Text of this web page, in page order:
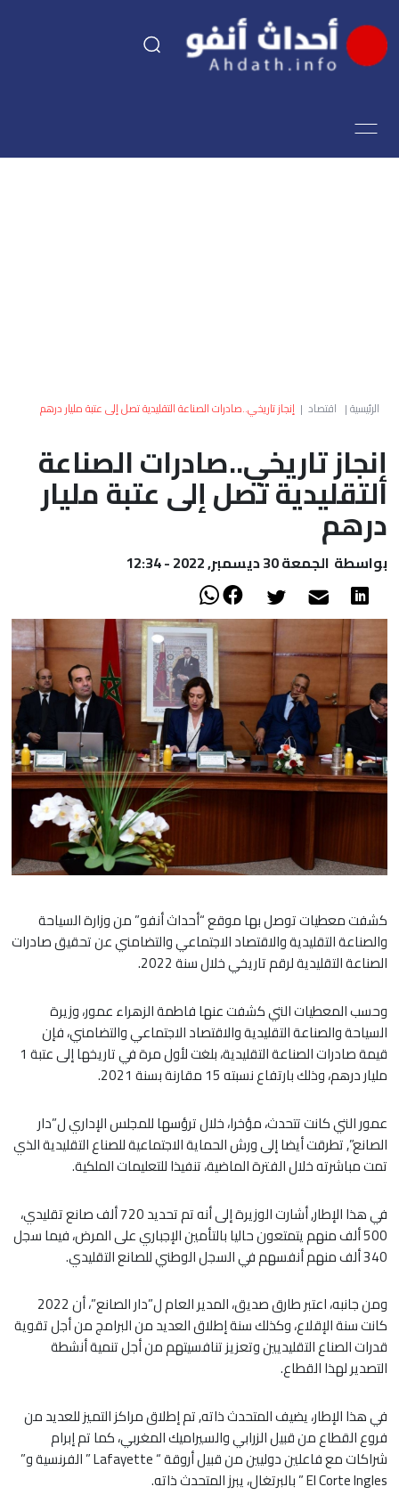
اقتصاد
العالم
أعمدة
الصحراء
الرئيسية| اقتصاد | إنجاز تاريخي..صادرات الصناعة التقليدية تصل إلى عتبة مليار درهم
إنجاز تاريخي..صادرات الصناعة
التقليدية تصل إلى عتبة مليار
درهم
بواسطة الجمعة 30 ديسمبر, 2022 - 12:34
كشفت معطيات توصل بها موقع “أحداث أنفو” من وزارة السياحة
والصناعة التقليدية والاقتصاد الاجتماعي والتضامني عن تحقيق صادرات
الصناعة التقليدية لرقم تاريخي خلال سنة 2022.
وحسب المعطيات التي كشفت عنها فاطمة الزهراء عمور، وزيرة
السياحة والصناعة التقليدية والاقتصاد الاجتماعي والتضامني، فإن
قيمة صادرات الصناعة التقليدية، بلغت لأول مرة في تاريخها إلى عتبة 1
مليار درهم، وذلك بارتفاع نسبته 15 مقارنة بسنة 2021.
عمور التي كانت تتحدث، مؤخرا، خلال ترؤسها للمجلس الإداري ل”دار
الصانع”, تطرقت أيضا إلى ورش الحماية الاجتماعية للصناع التقليدية الذي
تمت مباشرته خلال الفترة الماضية، تنفيذا للتعليمات الملكية.
في هذا الإطار, أشارت الوزيرة إلى أنه تم تحديد 720 ألف صانع تقليدي،
500 ألف منهم يتمتعون حاليا بالتأمين الإجباري على المرض، فيما سجل
340 ألف منهم أنفسهم في السجل الوطني للصانع التقليدي.
ومن جانبه، اعتبر طارق صديق، المدير العام ل”دار الصانع”، أن 2022
كانت سنة الإقلاع، وكذلك سنة إطلاق العديد من البرامج من أجل تقوية
قدرات الصناع التقليديين وتعزيز تنافسيتهم من أجل تنمية أنشطة
التصدير لهذا القطاع.
في هذا الإطار، يضيف المتحدث ذاته, تم إطلاق مراكز التميز للعديد من
فروع القطاع من قبيل الزرابي والسيراميك المغربي، كما تم إبرام
شراكات مع فاعلين دوليين من قبيل أروقة “
” الفرنسية و”
El Corte Ingles” بالبرتغال، يبرز المتحدث ذاته.